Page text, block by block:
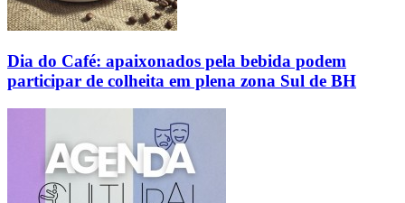
Dia do Café: apaixonados pela bebida podem
participar de colheita em plena zona Sul de BH